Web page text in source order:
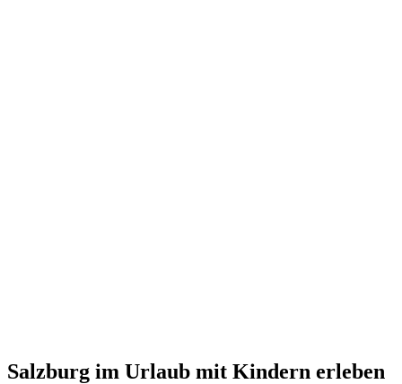
Salzburg im Urlaub mit Kindern erleben